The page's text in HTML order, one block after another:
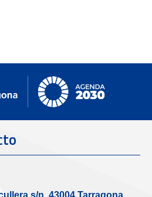
s/n, 43004 Tarragona